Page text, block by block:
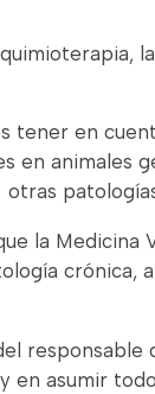
tener en
en animales
otras
la Medicina
crónica,
responsable
en asumir